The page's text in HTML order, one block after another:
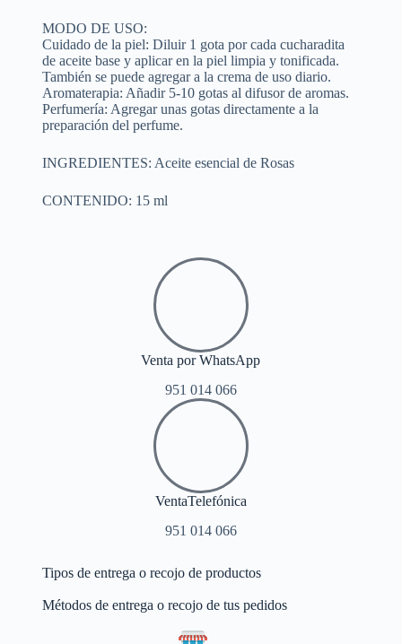
MODO DE USO:
Cuidado de la piel: Diluir 1 gota por cada cucharadita
de aceite base y aplicar en la piel limpia y tonificada.
También se puede agregar a la crema de uso diario.
Aromaterapia: Añadir 5-10 gotas al difusor de aromas.
Perfumería: Agregar unas gotas directamente a la
preparación del perfume.
INGREDIENTES: Aceite esencial de Rosas
CONTENIDO: 15 ml
Venta por WhatsApp
951 014 066
VentaTelefónica
951 014 066
Tipos de entrega o recojo de productos
Métodos de entrega o recojo de tus pedidos